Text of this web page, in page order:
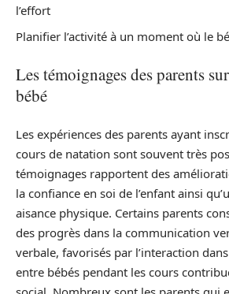
l’effort
Planifier l’activité à un moment où le
Les témoignages des parents
bébé
Les expériences des parents ayant
cours de natation sont souvent très
témoignages rapportent des
la confiance en soi de l’enfant ainsi
aisance physique. Certains parents
des progrès dans la communication
verbale, favorisés par l’interaction dans
entre bébés pendant les cours